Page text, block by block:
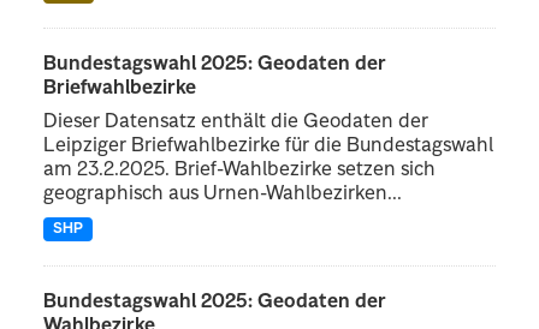
Bundestagswahl 2025: Geodaten der
Briefwahlbezirke
Dieser Datensatz enthält die Geodaten der
Leipziger Briefwahlbezirke für die Bundestagswahl
am 23.2.2025. Brief-Wahlbezirke setzen sich
geographisch aus Urnen-Wahlbezirken...
SHP
Bundestagswahl 2025: Geodaten der